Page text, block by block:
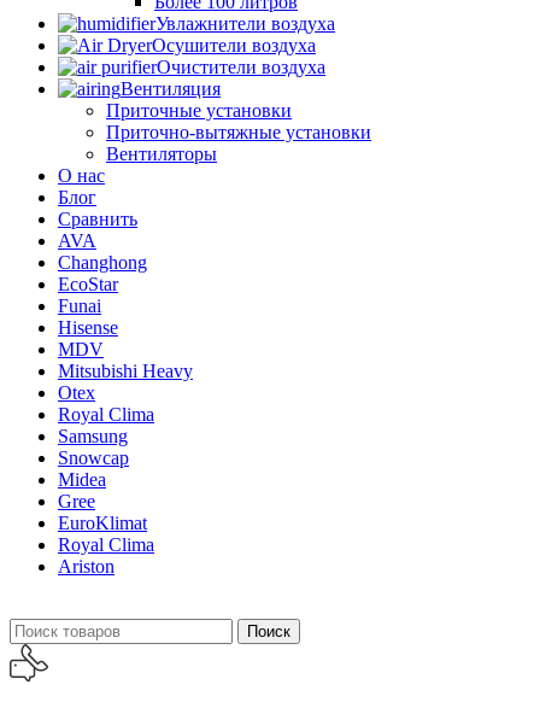
Увлажнители воздуха
Осушители воздуха
Очистители воздуха
Вентиляция
Приточные установки
Приточно-вытяжные установки
Вентиляторы
О нас
Блог
Сравнить
AVA
Changhong
EcoStar
Funai
Hisense
MDV
Mitsubishi Heavy
Otex
Royal Clima
Samsung
Snowcap
Midea
Gree
EuroKlimat
Royal Clima
Ariston
Поиск